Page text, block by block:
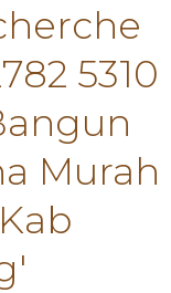
5310
Murah